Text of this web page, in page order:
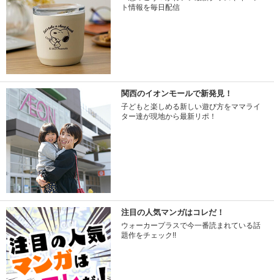
ト情報を毎日配信
関西のイオンモールで新発見！
子どもと楽しめる新しい遊び方をママライ
ター達が現地から最新リポ！
注目の人気マンガはコレだ！
ウォーカープラスで今一番読まれている話
題作をチェック!!